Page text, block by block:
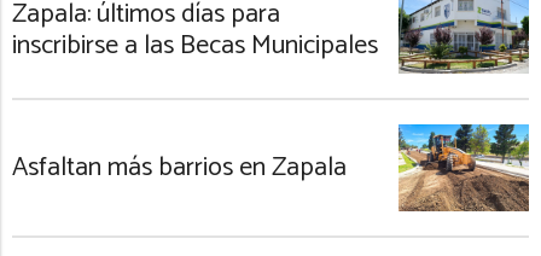
Zapala: últimos días para
inscribirse a las Becas Municipales
Asfaltan más barrios en Zapala